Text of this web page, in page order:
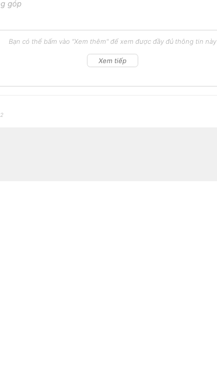
góp
Bạn có thể bấm vào "Xem thêm" để xem được đầy đủ thông tin này
Xem tiếp